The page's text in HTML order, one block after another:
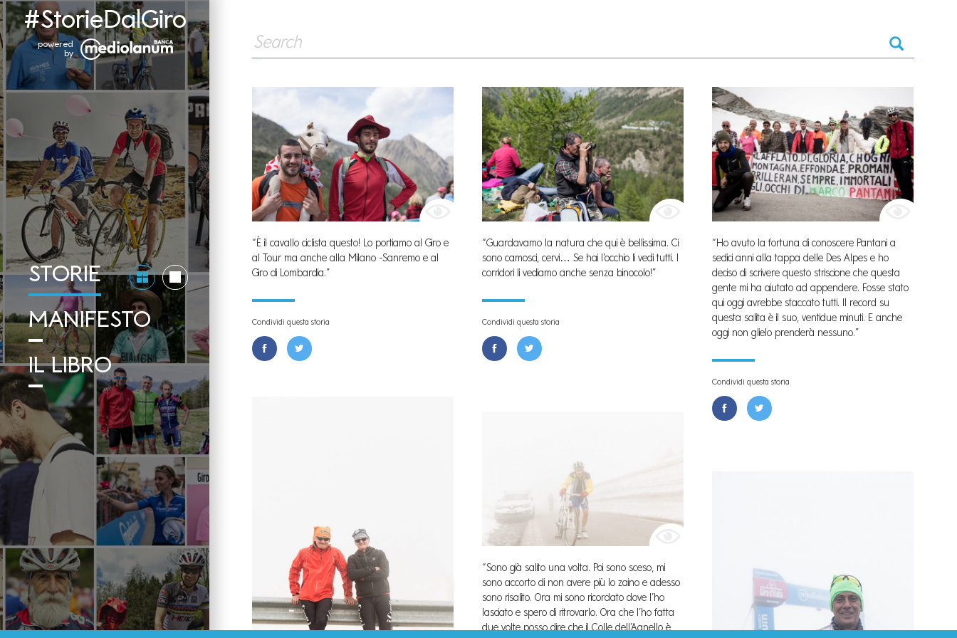
#StorieDalGiro
STORIE
MANIFESTO
IL LIBRO
“È il cavallo ciclista questo! Lo portiamo al Giro e
al Tour ma anche alla Milano -Sanremo e al
Giro di Lombardia.”
Condividi questa storia
“Guardavamo la natura che qui è bellissima. Ci
sono camosci, cervi… Se hai l’occhio li vedi tutti. I
corridori li vediamo anche senza binocolo!”
Condividi questa storia
“Ho avuto la fortuna di conoscere Pantani a
sedici anni alla tappa delle Des Alpes e ho
deciso di scrivere questo striscione che questa
gente mi ha aiutato ad appendere. Fosse stato
qui oggi avrebbe staccato tutti. Il record su
questa salita è il suo, ventidue minuti. E anche
oggi non glielo prenderà nessuno.”
Condividi questa storia
“Sono già salito una volta. Poi sono sceso, mi
sono accorto di non avere più lo zaino e adesso
sono risalito. Ora mi sono ricordato dove l’ho
lasciato e spero di ritrovarlo. Ora che l’ho fatta
due volte posso dire che il Colle dell’Agnello è